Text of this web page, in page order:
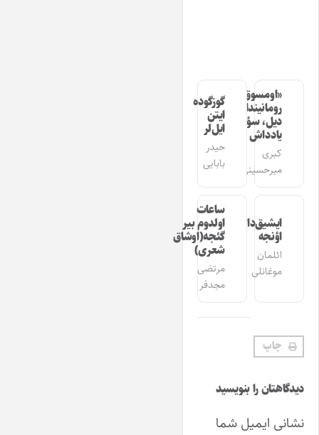
«اومسوق»
رومانیندا
دیل، سؤز،
یادداش
کبری
میرحسینی
گوزگوده
ایتن
ایل‌لر
حیدر
بابایی
ایشیق‌دان
اؤنجه
ائلمان
موغانلی
ساعات
اولدوم بیر
گئجه(اوشاق
شعری)
مرتضی
مجدفر
چاپ
دیدگاهتان را بنویسید
نشانی ایمیل شما